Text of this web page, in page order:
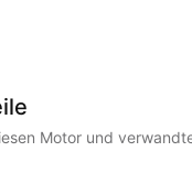
Motor und